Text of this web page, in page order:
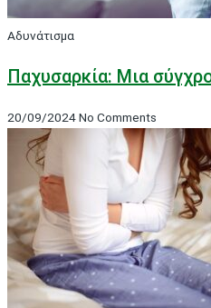
Αδυνάτισμα
Παχυσαρκία: Μια
20/09/2024No Comments